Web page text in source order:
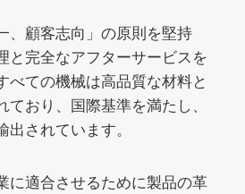
、顧客志向」の原則を堅持
と完全なアフターサービスを
べての機械は高品質な材料と
ており、国際基準を満たし、
されています。
に適合させるために製品の革